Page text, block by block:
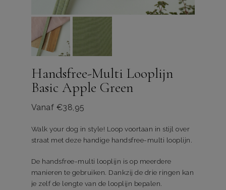
Handsfree-Multi Looplijn
Basic Apple Green
Vanaf €38,95
Walk your dog in style! Loop voortaan in stijl over
straat met deze handige handsfree-multi looplijn.
De handsfree-multi looplijn is op meerdere
manieren te gebruiken. Dankzij de drie ringen kan
je zelf de lengte van de looplijn bepalen.